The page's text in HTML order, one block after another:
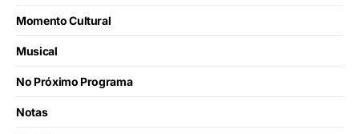
Momento Cultural
Musical
No Próximo Programa
Notas